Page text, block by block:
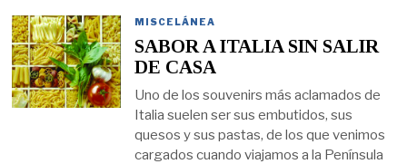
MISCELÁNEA
SABOR A ITALIA SIN SALIR
DE CASA
Uno de los souvenirs más aclamados de
Italia suelen ser sus embutidos, sus
quesos y sus pastas, de los que venimos
cargados cuando viajamos a la Península